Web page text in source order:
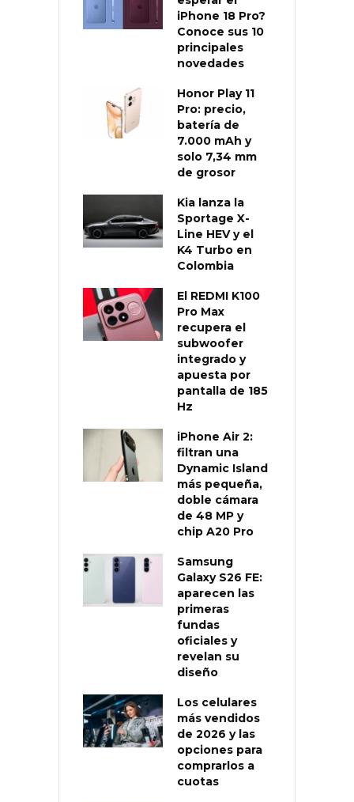
iPhone 18 Pro?
Conoce sus 10
principales
novedades
Honor Play 11
Pro: precio,
batería de
7.000 mAh y
solo 7,34 mm
de grosor
Kia lanza la
Sportage X-
Line HEV y el
K4 Turbo en
Colombia
El REDMI K100
Pro Max
recupera el
subwoofer
integrado y
apuesta por
pantalla de 185
Hz
iPhone Air 2:
filtran una
Dynamic Island
más pequeña,
doble cámara
de 48 MP y
chip A20 Pro
Samsung
Galaxy S26 FE:
aparecen las
primeras
fundas
oficiales y
revelan su
diseño
Los celulares
más vendidos
de 2026 y las
opciones para
comprarlos a
cuotas